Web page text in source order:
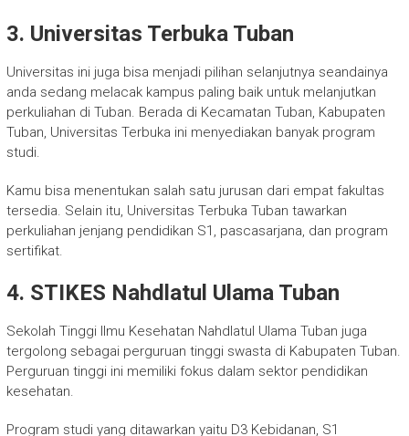
3. Universitas Terbuka Tuban
Universitas ini juga bisa menjadi pilihan selanjutnya seandainya
anda sedang melacak kampus paling baik untuk melanjutkan
perkuliahan di Tuban. Berada di Kecamatan Tuban, Kabupaten
Tuban, Universitas Terbuka ini menyediakan banyak program
studi.
Kamu bisa menentukan salah satu jurusan dari empat fakultas
tersedia. Selain itu, Universitas Terbuka Tuban tawarkan
perkuliahan jenjang pendidikan S1, pascasarjana, dan program
sertifikat.
4. STIKES Nahdlatul Ulama Tuban
Sekolah Tinggi Ilmu Kesehatan Nahdlatul Ulama Tuban juga
tergolong sebagai perguruan tinggi swasta di Kabupaten Tuban.
Perguruan tinggi ini memiliki fokus dalam sektor pendidikan
kesehatan.
Program studi yang ditawarkan yaitu D3 Kebidanan, S1